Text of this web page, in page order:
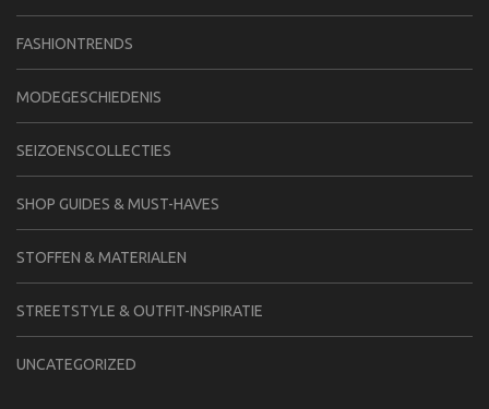
FASHIONTRENDS
MODEGESCHIEDENIS
SEIZOENSCOLLECTIES
SHOP GUIDES & MUST-HAVES
STOFFEN & MATERIALEN
STREETSTYLE & OUTFIT-INSPIRATIE
UNCATEGORIZED